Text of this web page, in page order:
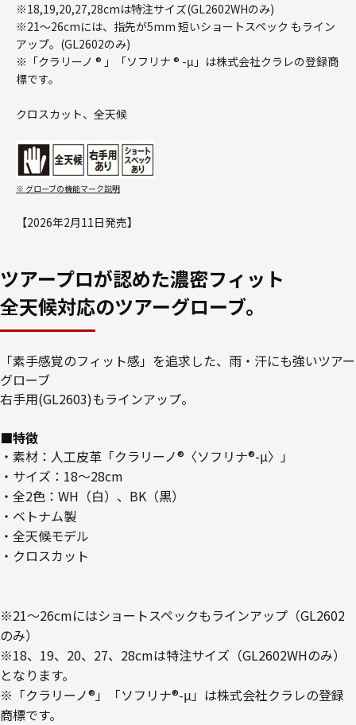
※18,19,20,27,28cmは特注サイズ(GL2602WHのみ)
※21～26cmには、指先が5mm 短いショートスペック もライン
アップ。(GL2602のみ)
※「クラリーノ ® 」「ソフリナ ® -μ」は株式会社クラレの登録商
標です。
クロスカット、全天候
※ グローブの機能マーク説明
【2026年2月11日発売】
ツアープロが認めた濃密フィット
全天候対応のツアーグローブ。
「素手感覚のフィット感」を追求した、雨・汗にも強いツアー
グローブ
右手用(GL2603)もラインアップ。
■特徴
・素材：人工皮革「クラリーノ®〈ソフリナ®-μ〉」
・サイズ：18～28cm
・全2色：WH（白）、BK（黒）
・ベトナム製
・全天候モデル
・クロスカット
※21～26cmにはショートスペックもラインアップ（GL2602
のみ）
※18、19、20、27、28cmは特注サイズ（GL2602WHのみ）
となります。
※「クラリーノ®」「ソフリナ®-μ」は株式会社クラレの登録
商標です。